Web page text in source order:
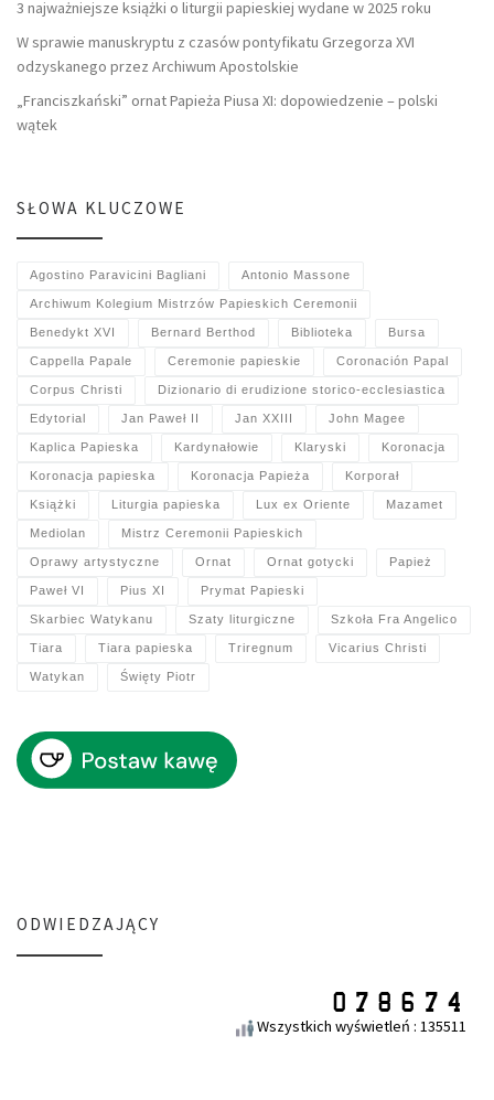
3 najważniejsze książki o liturgii papieskiej wydane w 2025 roku
W sprawie manuskryptu z czasów pontyfikatu Grzegorza XVI
odzyskanego przez Archiwum Apostolskie
„Franciszkański” ornat Papieża Piusa XI: dopowiedzenie – polski
wątek
SŁOWA KLUCZOWE
Agostino Paravicini Bagliani Antonio Massone
Archiwum Kolegium Mistrzów Papieskich Ceremonii
Benedykt XVI Bernard Berthod Biblioteka Bursa
Cappella Papale Ceremonie papieskie Coronación Papal
Corpus Christi Dizionario di erudizione storico-ecclesiastica
Edytorial Jan Paweł II Jan XXIII John Magee
Kaplica Papieska Kardynałowie Klaryski Koronacja
Koronacja papieska Koronacja Papieża Korporał
Książki Liturgia papieska Lux ex Oriente Mazamet
Mediolan Mistrz Ceremonii Papieskich
Oprawy artystyczne Ornat Ornat gotycki Papież
Paweł VI Pius XI Prymat Papieski
Skarbiec Watykanu Szaty liturgiczne Szkoła Fra Angelico
Tiara Tiara papieska Triregnum Vicarius Christi
Watykan Święty Piotr
ODWIEDZAJĄCY
Wszystkich wyświetleń : 135511